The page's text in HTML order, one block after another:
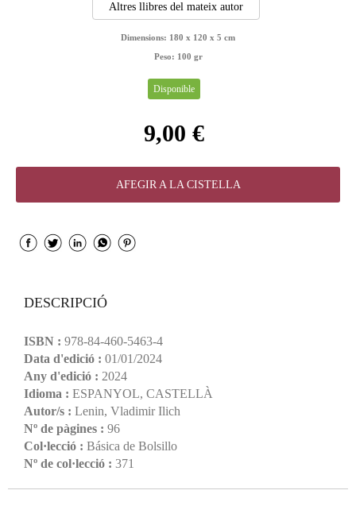
Altres llibres del mateix autor
Dimensions: 180 x 120 x 5 cm
Peso: 100 gr
Disponible
9,00 €
AFEGIR A LA CISTELLA
DESCRIPCIÓ
ISBN : 978-84-460-5463-4
Data d'edició : 01/01/2024
Any d'edició : 2024
Idioma : ESPANYOL, CASTELLÀ
Autor/s : Lenin, Vladimir Ilich
Nº de pàgines : 96
Col·lecció : Básica de Bolsillo
Nº de col·lecció : 371